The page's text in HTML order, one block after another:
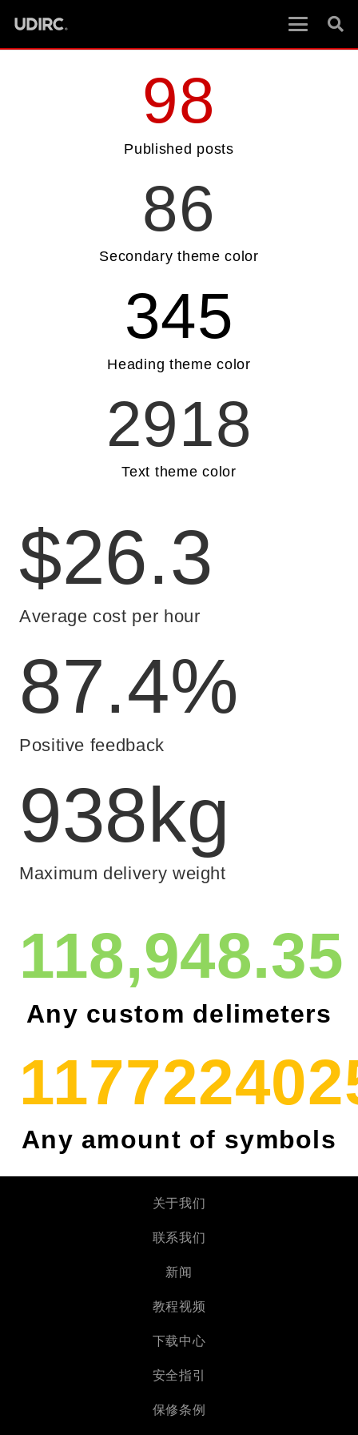
98
Published posts
86
Secondary theme color
345
Heading theme color
2918
Text theme color
$26.3
Average cost per hour
87.4%
Positive feedback
998kg
Maximum delivery weight
126,622.17
Any custom delimeters
Any amount of symbols
关于我们
联系我们
新闻
教程视频
下载中心
安全指引
保修条例